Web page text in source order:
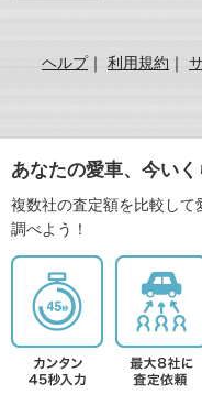
ヘルプ｜ 利用規約 ｜
あなたの愛車、今いく
複数社の査定額を比較して
調べよう！